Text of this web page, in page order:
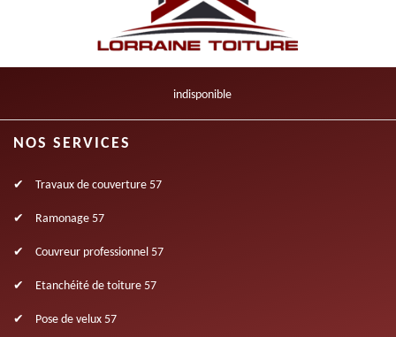
indisponible
NOS SERVICES
Travaux de couverture 57
Ramonage 57
Couvreur professionnel 57
Etanchéité de toiture 57
Pose de velux 57